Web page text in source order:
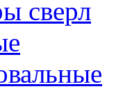
сверл